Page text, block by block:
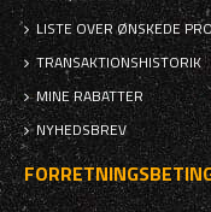
LISTE OVER ØNSKEDE
TRANSAKTIONSHISTORIK
MINE RABATTER
NYHEDSBREV